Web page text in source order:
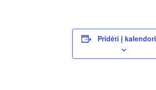
Pridėti į